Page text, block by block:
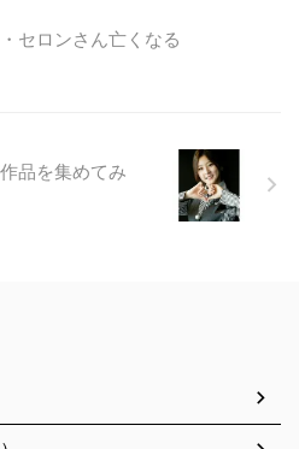
セロンさん亡くなる
品を集めてみ